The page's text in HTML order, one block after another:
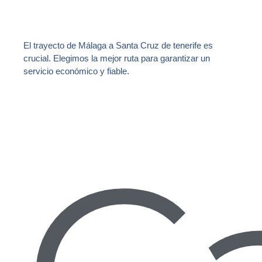
El trayecto de Málaga a Santa Cruz de tenerife es
crucial. Elegimos la mejor ruta para garantizar un
servicio económico y fiable.